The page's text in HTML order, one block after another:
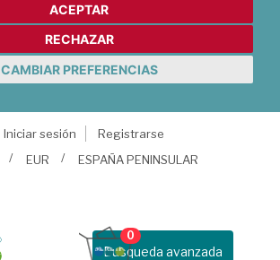
ACEPTAR
RECHAZAR
CAMBIAR PREFERENCIAS
Iniciar sesión
Registrarse
EUR ESPAÑA PENINSULAR
Busqueda avanzada
0